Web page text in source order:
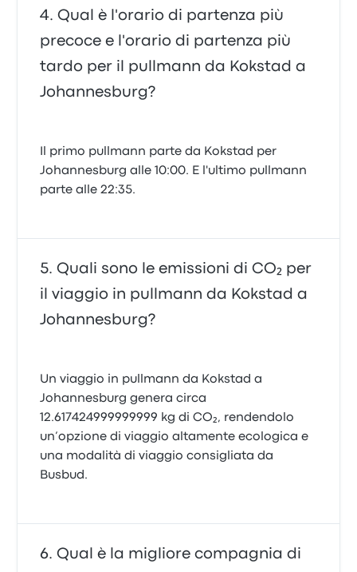
Qual è l'orario di partenza più
precoce e l'orario di partenza più
tardo per il pullmann da Kokstad a
Johannesburg?
Il primo pullmann parte da Kokstad per
Johannesburg alle 10:00. E l'ultimo pullmann
parte alle 22:35.
Quali sono le emissioni di CO₂ per
il viaggio in pullmann da Kokstad a
Johannesburg?
Un viaggio in pullmann da Kokstad a
Johannesburg genera circa
12.617424999999999 kg di CO₂, rendendolo
un’opzione di viaggio altamente ecologica e
una modalità di viaggio consigliata da
Busbud.
Qual è la migliore compagnia di